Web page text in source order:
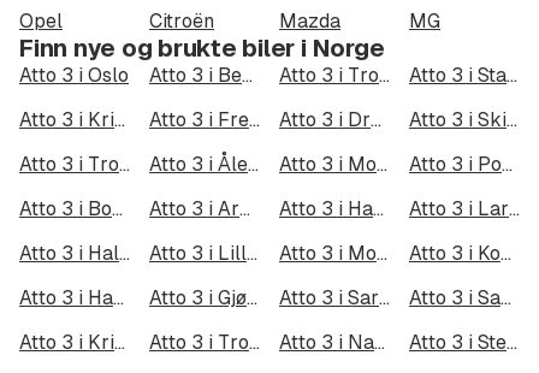
Opel Citroën Mazda MG
Finn nye og brukte biler i Norge
Atto 3 i Oslo Atto 3 i Bergen Atto 3 i Trondheim
Atto 3 i Stavanger
Atto 3 i Kristiansand
Atto 3 i Fredrikstad Atto 3 i Drammen
Atto 3 i Skien
Atto 3 i Tromsø
Atto 3 i Ålesund Atto 3 i Moss
Atto 3 i Porsgrunn
Atto 3 i Bodø
Atto 3 i Arendal Atto 3 i Hamar
Atto 3 i Larvik
Atto 3 i Halden
Atto 3 i Lillehammer Atto 3 i Molde
Atto 3 i Kongsberg
Atto 3 i Harstad
Atto 3 i Gjøvik Atto 3 i Sarpsborg
Atto 3 i Sandefjord
Atto 3 i Kristiansund
Atto 3 i Tromsdalen Atto 3 i Narvik
Atto 3 i Steinkjer